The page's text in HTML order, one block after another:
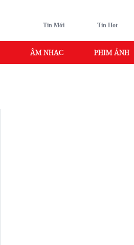
Tin Mới Tin Hot
ÂM NHẠC PHIM ẢNH